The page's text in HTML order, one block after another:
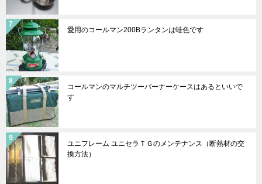
愛用のコールマン200Bランタンは蛙色です
コールマンのマルチツーバーナーケースはあるといいで
す
ユニフレーム ユニセラＴＧのメンテナンス（断熱材の交
換方法）